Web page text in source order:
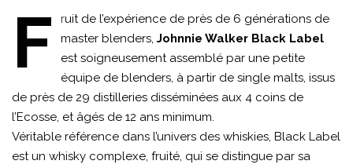
F ruit de l’expérience de près de 6 générations de
master blenders, Johnnie Walker Black Label
est soigneusement assemblé par une petite
équipe de blenders, à partir de single malts, issus
de près de 29 distilleries disséminées aux 4 coins de
l’Ecosse, et âgés de 12 ans minimum.
Véritable référence dans l’univers des whiskies, Black Label
est un whisky complexe, fruité, qui se distingue par sa